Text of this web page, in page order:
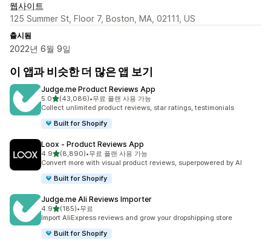
웹사이트
125 Summer St, Floor 7, Boston, MA, 02111, US
출시됨
2022년 6월 9일
이 앱과 비슷한 더 많은 앱 보기
Judge.me Product Reviews App
5.0별 5개 중
(43,086)
총 리뷰 43086개
•무료 플랜 사용 가능
Collect unlimited product reviews, star ratings, testimonials
Built for Shopify
Loox ‑ Product Reviews App
4.9별 5개 중
(8,890)
총 리뷰 8890개
•무료 플랜 사용 가능
Convert more with visual product reviews, superpowered by AI
Built for Shopify
Judge.me Ali Reviews Importer
4.9별 5개 중
(185)
총 리뷰 185개
•무료
Import AliExpress reviews and grow your dropshipping store
Built for Shopify